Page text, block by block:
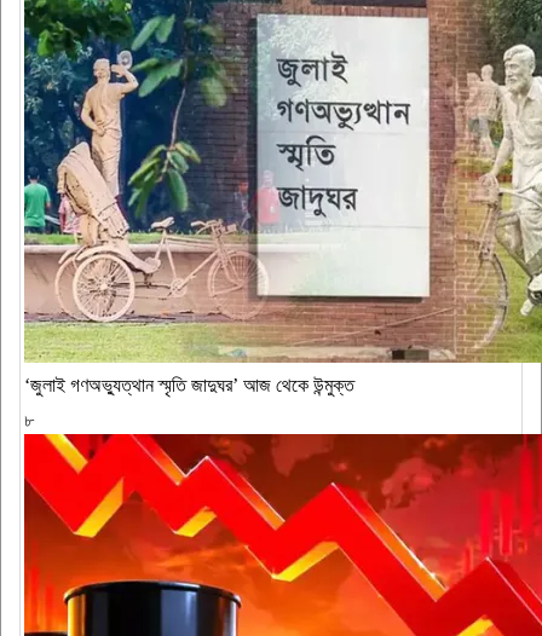
‘জুলাই গণঅভ্যুত্থান স্মৃতি জাদুঘর’ আজ থেকে উন্মুক্ত
৮